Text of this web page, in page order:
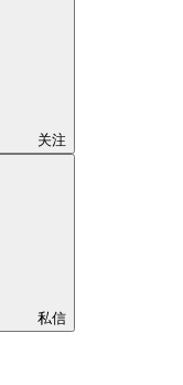
关注
私信